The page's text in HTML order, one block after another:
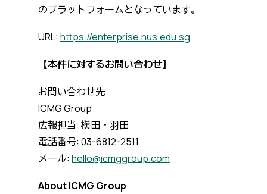
のプラットフォームとなっています。
URL:https://enterprise.nus.edu.sg
【本件に対するお問い合わせ】
お問い合わせ先
ICMG Group
広報担当: 横田・羽田
電話番号: 03-6812-2511
メール: hello@icmggroup.com
About ICMG Group